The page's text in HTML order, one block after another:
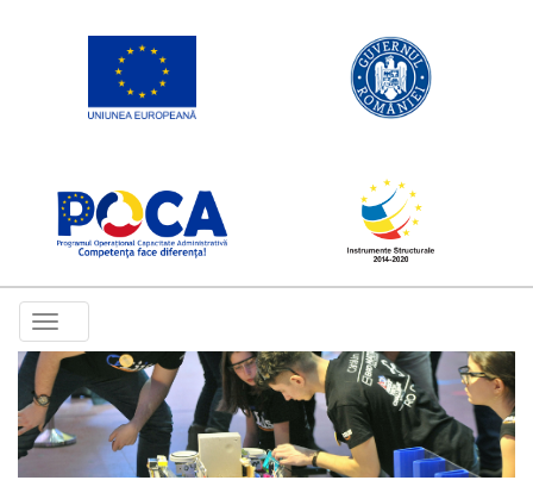
Toggle
navigation